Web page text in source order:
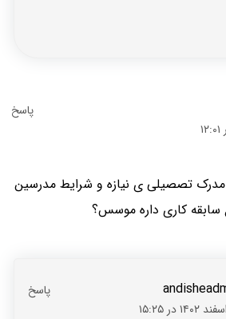
تصصیلی ی نیازه و شرایط مدرسین
کاری داره موسس؟